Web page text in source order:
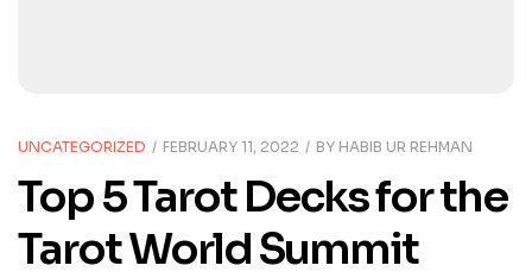
UNCATEGORIZED FEBRUARY 11, 2022 BY HABIB UR REHMAN
Top 5 Tarot Decks for the
Tarot World Summit